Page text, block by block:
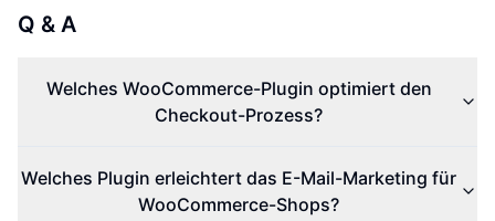
Q & A
Welches WooCommerce-Plugin optimiert den
Checkout-Prozess?
Welches Plugin erleichtert das E-Mail-Marketing für
WooCommerce-Shops?